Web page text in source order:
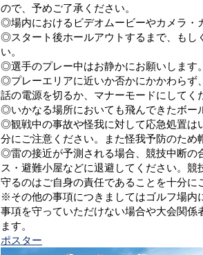
ので、予めご了承ください。
◎場内におけるビデオムービーやカメラ・
◎スタート後ホールアウトするまで、もし
い。
◎選手のプレー中はお静かにお願いします。
◎プレーエリアに近いか否かにかかわらず
話の電源を切るか、マナーモードにしてく
◎いかなる場所においても飛んできたボー
◎観戦中の事故や怪我に対して応急処置は
分にご注意ください。また怪我予防のため
◎雷の接近が予測される場合、競技中断の
ス・避難小屋などに退避してください。
守るのはご自身の責任であることを十分に
※その他の事項につきましてはゴルフ場内
事項を守っていただけない場合や大会関
ます。
ポスター